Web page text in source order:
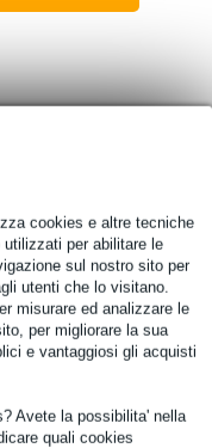
cookies e altre tecniche
per abilitare le
sul nostro sito per
utenti che lo visitano.
misurare ed analizzare le
per migliorare la sua
e vantaggiosi gli acquisti
Avete la possibilita' nella
quali cookies